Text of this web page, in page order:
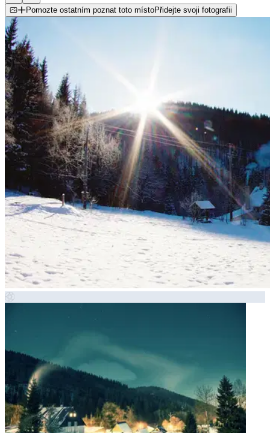
Pomozte ostatním poznat toto místoPřidejte svoji fotografii